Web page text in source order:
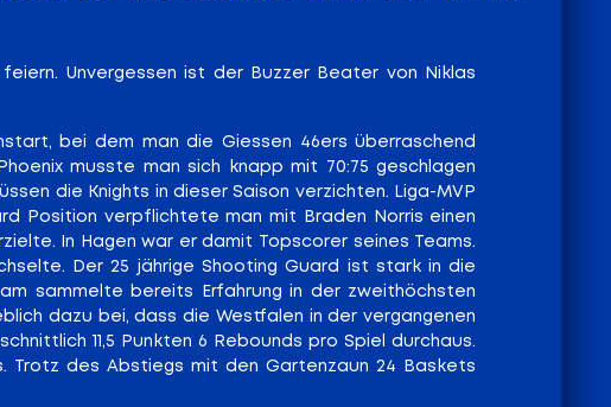
Unvergessen ist der Buzzer Beater von Niklas
bei dem man die Giessen 46ers überraschend
musste man sich knapp mit 70:75 geschlagen
die Knights in dieser Saison verzichten. Liga-MVP
Position verpflichtete man mit Braden Norris einen
In Hagen war er damit Topscorer seines Teams.
Der 25 jährige Shooting Guard ist stark in die
sammelte bereits Erfahrung in der zweithöchsten
dazu bei, dass die Westfalen in der vergangenen
11,5 Punkten 6 Rebounds pro Spiel durchaus.
Trotz des Abstiegs mit den Gartenzaun 24 Baskets